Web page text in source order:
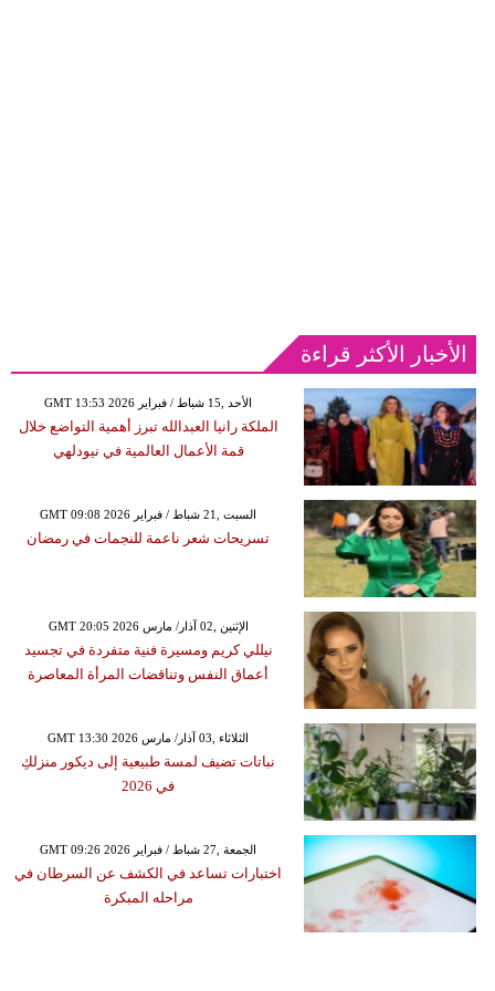
الأخبار الأكثر قراءة
GMT 13:53 2026 الأحد ,15 شباط / فبراير
الملكة رانيا العبدالله تبرز أهمية التواضع خلال
قمة الأعمال العالمية في نيودلهي
GMT 09:08 2026 السبت ,21 شباط / فبراير
تسريحات شعر ناعمة للنجمات في رمضان
GMT 20:05 2026 الإثنين ,02 آذار/ مارس
نيللي كريم ومسيرة فنية متفردة في تجسيد
أعماق النفس وتناقضات المرأة المعاصرة
GMT 13:30 2026 الثلاثاء ,03 آذار/ مارس
نباتات تضيف لمسة طبيعية إلى ديكور منزلكِ
في 2026
GMT 09:26 2026 الجمعة ,27 شباط / فبراير
اختبارات تساعد في الكشف عن السرطان في
مراحله المبكرة